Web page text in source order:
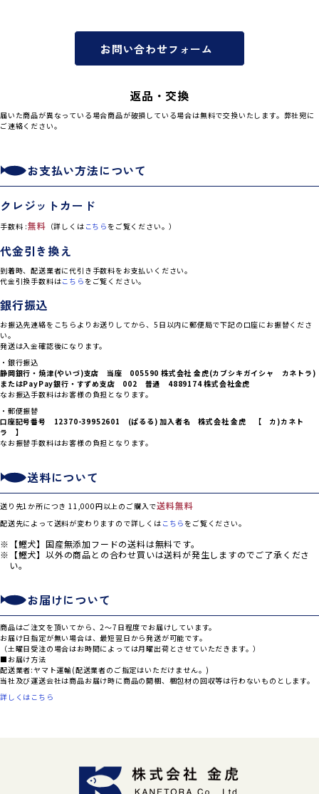
お問い合わせフォーム
返品・交換
届いた商品が異なっている場合商品が破損している場合は無料で交換いたします。弊社宛に
ご連絡ください。
お支払い方法について
クレジットカード
手数料 :無料 （詳しくは こちら をご覧ください。）
代金引き換え
到着時、配送業者に代引き手数料をお支払いください。
代金引換手数料はこちら をご覧ください。
銀行振込
お振込先連絡をこちらよりお送りしてから、5日以内に郵便局で下記の口座にお振替くださ
い。
発送は入金確認後になります。
・銀行振込
静岡銀行・焼津(やいづ)支店 当座 005590 株式会社 金虎(カブシキガイシャ カネトラ)
またはPayPay銀行・すずめ支店 002 普通 4889174 株式会社金虎
なお振込手数料はお客様の負担となります。
・郵便振替
口座記号番号 12370-39952601 (ぱるる) 加入者名 株式会社 金虎 【 カ)カネト
ラ 】
なお振替手数料はお客様の負担となります。
送料について
送り先1か所につき 11,000円以上のご購入で送料無料
配送先によって送料が変わりますので詳しくは こちら をご覧ください。
【鰹犬】国産無添加フードの送料は無料です。
【鰹犬】以外の商品との合わせ買いは送料が発生しますのでご了承くださ
い。
お届けについて
商品はご注文を頂いてから、2～7日程度でお届けしています。
お届け日指定が無い場合は、最短翌日から発送が可能です。
（土曜日受注の場合はお時間によっては月曜出荷とさせていただきます。）
■お届け方法
配送業者:ヤマト運輸(配送業者のご指定はいただけません。)
当社及び運送会社は商品お届け時に商品の開梱、梱包材の回収等は行わないものとします。
詳しくはこちら